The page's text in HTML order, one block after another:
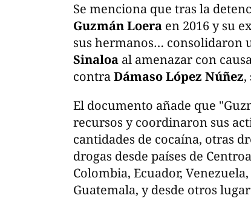
Se menciona que tras la
Guzmán Loera en 2016 y su
sus hermanos… consolidaron
Sinaloa al amenazar con
contraDámaso López Núñez,
El documento añade que
recursos y coordinaron sus
cantidades de cocaína, otras
drogas desde países de
Colombia, Ecuador,
Guatemala, y desde otros